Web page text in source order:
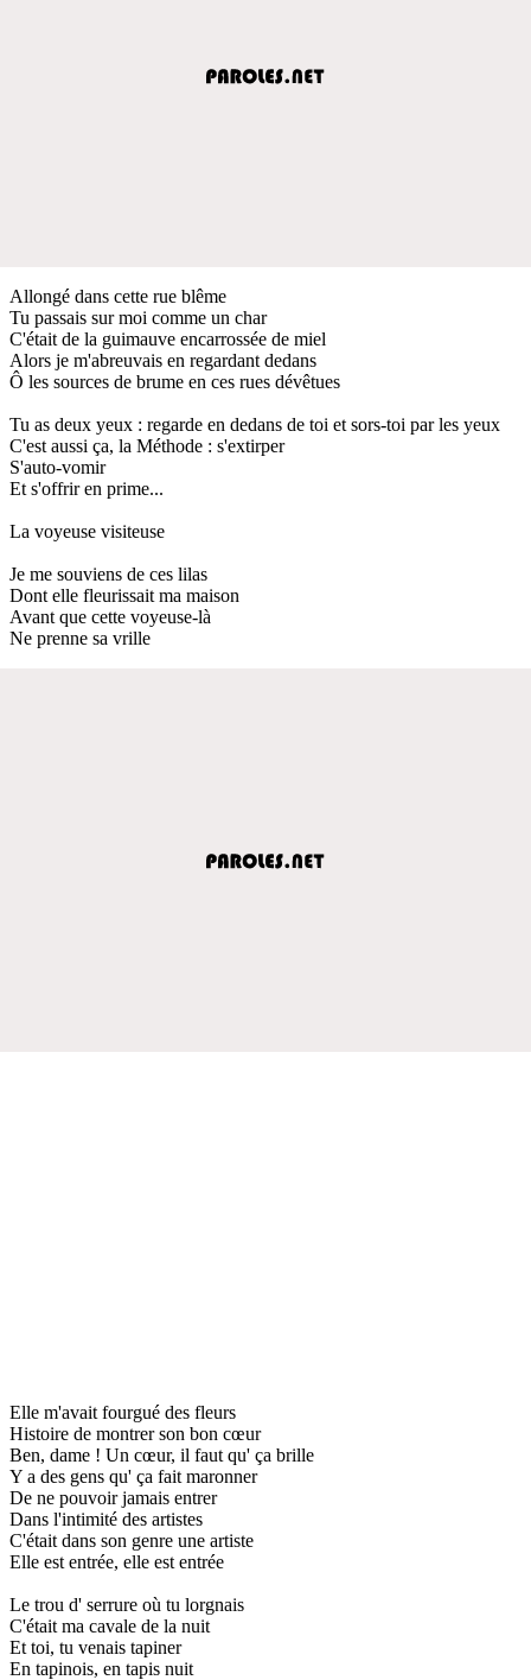
Allongé dans cette rue blême
Tu passais sur moi comme un char
C'était de la guimauve encarrossée de miel
Alors je m'abreuvais en regardant dedans
Ô les sources de brume en ces rues dévêtues
Tu as deux yeux : regarde en dedans de toi et sors-toi par les yeux
C'est aussi ça, la Méthode : s'extirper
S'auto-vomir
Et s'offrir en prime...
La voyeuse visiteuse
Je me souviens de ces lilas
Dont elle fleurissait ma maison
Avant que cette voyeuse-là
Ne prenne sa vrille
Elle m'avait fourgué des fleurs
Histoire de montrer son bon cœur
Ben, dame ! Un cœur, il faut qu' ça brille
Y a des gens qu' ça fait maronner
De ne pouvoir jamais entrer
Dans l'intimité des artistes
C'était dans son genre une artiste
Elle est entrée, elle est entrée
Le trou d' serrure où tu lorgnais
C'était ma cavale de la nuit
Et toi, tu venais tapiner
En tapinois, en tapis nuit